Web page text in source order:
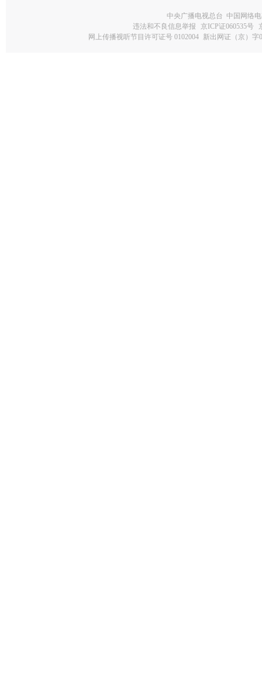
中央广播电视总台 中国网络
违法和不良信息举报
京ICP证060535号
网上传播视听节目许可证号 0102004 新出网证（京）